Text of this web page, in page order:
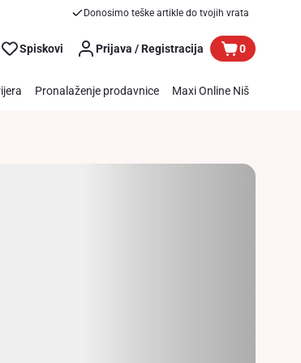
Donosimo teške artikle do tvojih vrata
Spiskovi Prijava / Registracija 0
Pronalaženje prodavnice Maxi Online Niš